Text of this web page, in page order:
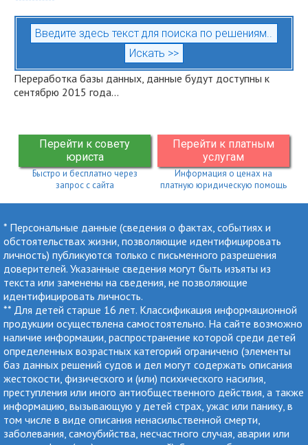
Переработка базы данных, данные будут доступны к
сентябрю 2015 года...
Перейти к совету
юриста
Перейти к платным
услугам
Быстро и бесплатно через
запрос с сайта
Информация о ценах на
платную юридическую помощь
* Персональные данные (сведения о фактах, событиях и
обстоятельствах жизни, позволяющие идентифицировать
личность) публикуются только с письменного разрешения
доверителей. Указанные сведения могут быть изъяты из
текста или заменены на сведения, не позволяющие
идентифицировать личность.
** Для детей старше 16 лет. Классификация информационной
продукции осуществлена самостоятельно. На сайте возможно
наличие информации, распространение которой среди детей
определенных возрастных категорий ограничено (элементы
баз данных решений судов и дел могут содержать описания
жестокости, физического и (или) психического насилия,
преступления или иного антиобщественного действия, а также
информацию, вызывающую у детей страх, ужас или панику, в
том числе в виде описания ненасильственной смерти,
заболевания, самоубийства, несчастного случая, аварии или